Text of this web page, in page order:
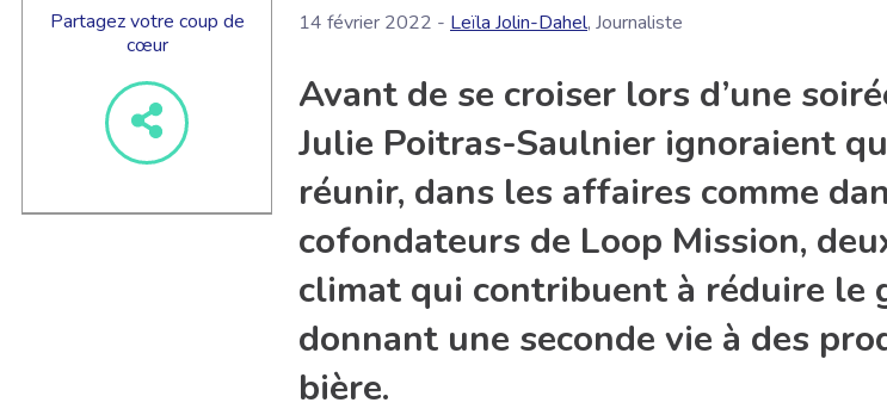
Partagez votre coup de
cœur
14 février 2022 - Leïla Jolin-Dahel, Journaliste
Avant de se croiser lors d’une
Julie Poitras-Saulnier ignoraient
réunir, dans les affaires comme
cofondateurs de Loop Mission,
climat qui contribuent à réduire le
donnant une seconde vie à des
bière.